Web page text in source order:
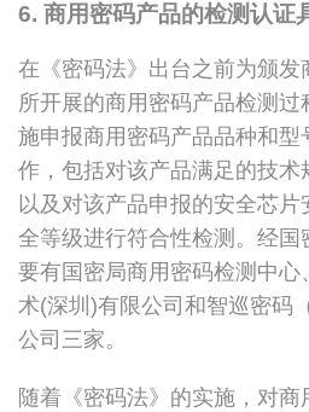
6. 商用密码产品的检测认证
在《密码法》出台之前为颁发
所开展的商用密码产品检测
施申报商用密码产品品种和型
作，包括对该产品满足的技术
以及对该产品申报的安全芯
全等级进行符合性检测。经国
要有国密局商用密码检测中心
术(深圳)有限公司和智巡密码
公司三家。
随着《密码法》的实施，对